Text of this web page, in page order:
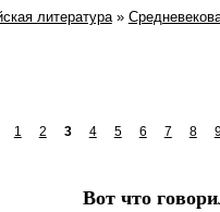
литература»
1 2 3 4 5 6 7 8
Вот что